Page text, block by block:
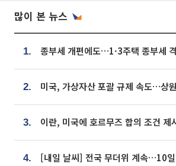
많이 본 뉴스
1.
2.
3.
4.